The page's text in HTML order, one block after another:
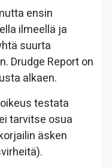
ensin
ilmeellä ja
suurta
Drudge Report on
alkaen.
testata
tarvitse osua
äsken